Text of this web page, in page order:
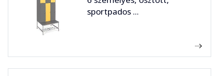
sportpados ...